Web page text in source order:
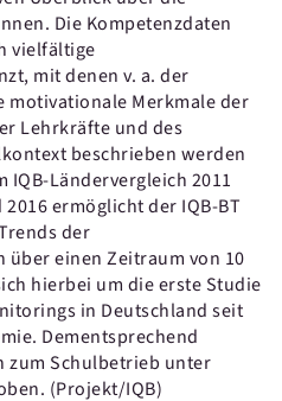
Die Kompetenzdaten
vielfältige
mit denen v. a. der
Merkmale der
Lehrkräfte und des
beschrieben werden
IQB-Ländervergleich 2011
ermöglicht der IQB-BT
der
einen Zeitraum von 10
hierbei um die erste Studie
in Deutschland seit
Dementsprechend
Schulbetrieb unter
(Projekt/IQB)